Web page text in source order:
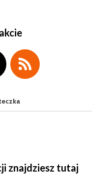
znajdziesz tutaj